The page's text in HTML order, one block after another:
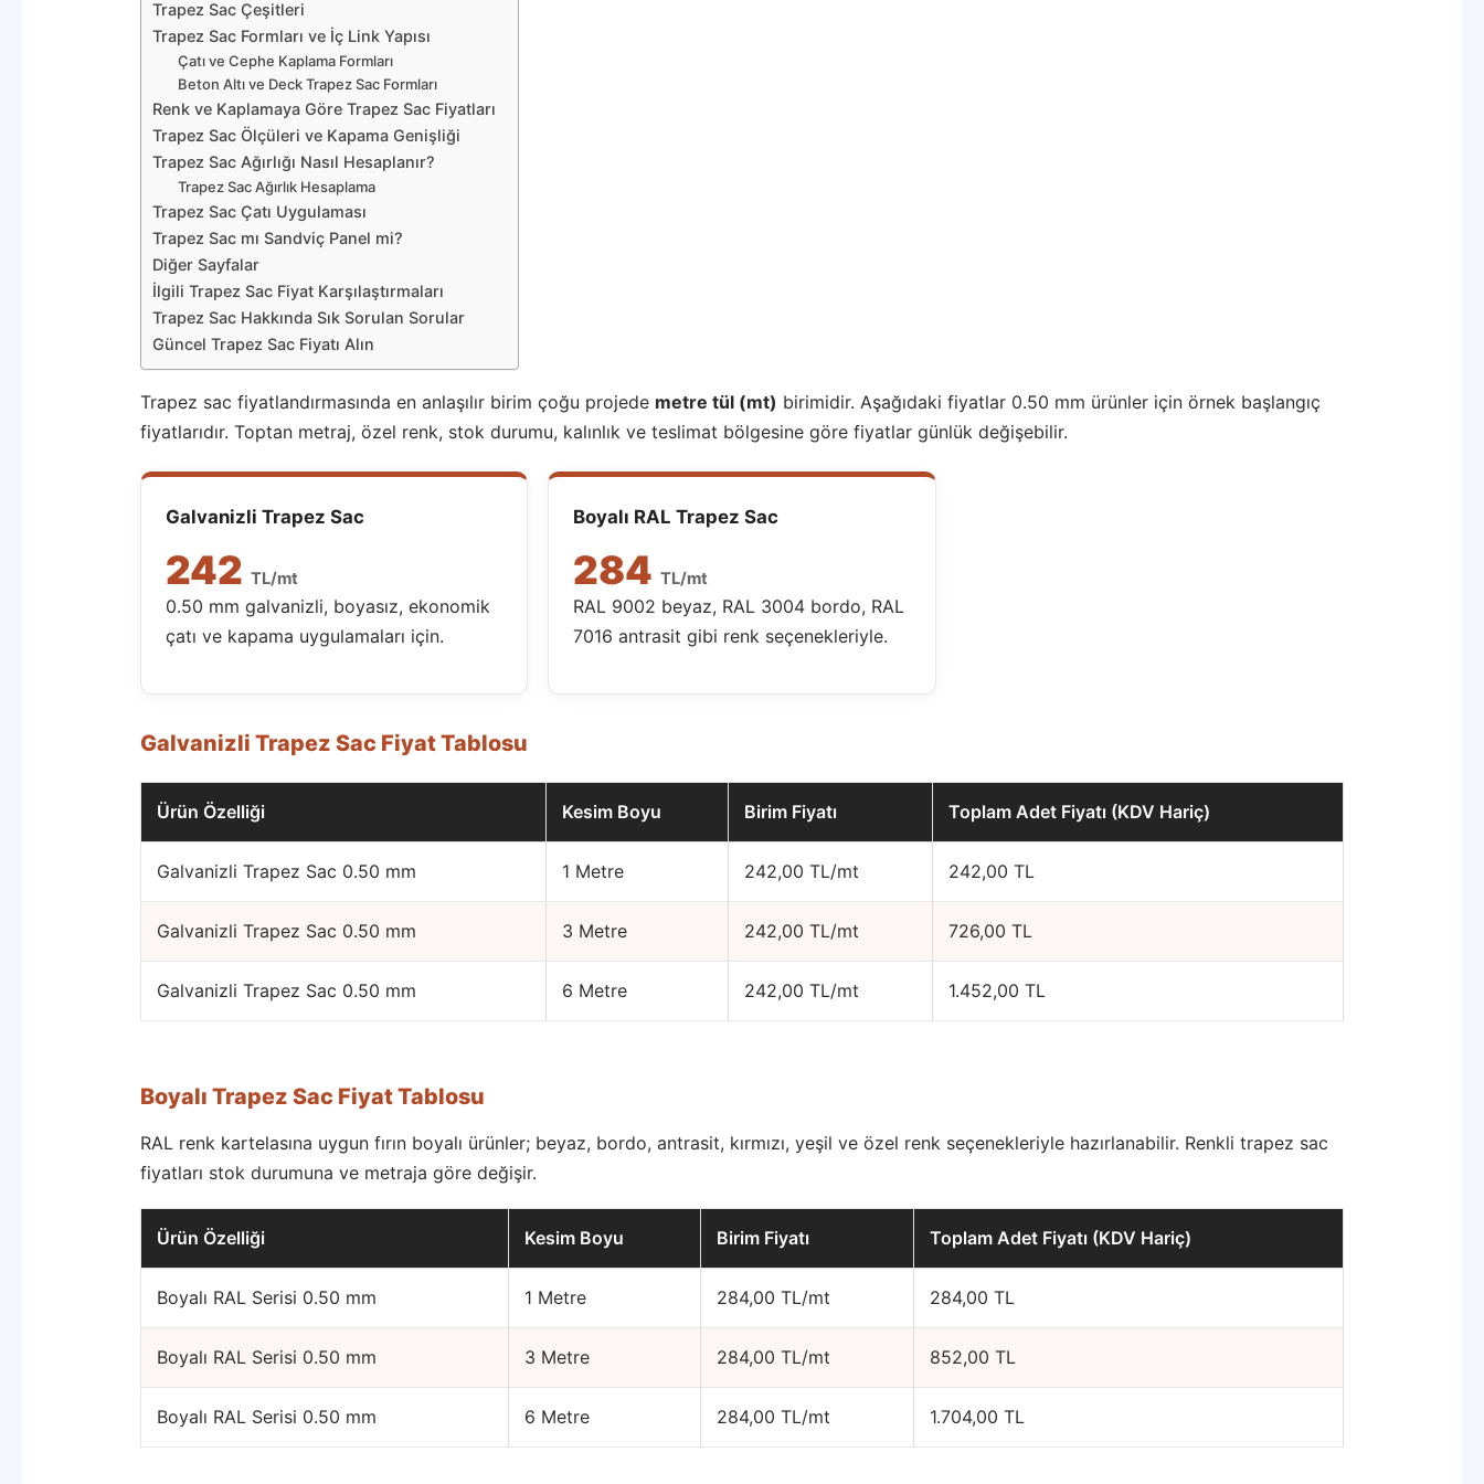
Trapez Sac Çeşitleri
Trapez Sac Formları ve İç Link Yapısı
Çatı ve Cephe Kaplama Formları
Beton Altı ve Deck Trapez Sac Formları
Renk ve Kaplamaya Göre Trapez Sac Fiyatları
Trapez Sac Ölçüleri ve Kapama Genişliği
Trapez Sac Ağırlığı Nasıl Hesaplanır?
Trapez Sac Ağırlık Hesaplama
Trapez Sac Çatı Uygulaması
Trapez Sac mı Sandviç Panel mi?
Diğer Sayfalar
İlgili Trapez Sac Fiyat Karşılaştırmaları
Trapez Sac Hakkında Sık Sorulan Sorular
Güncel Trapez Sac Fiyatı Alın
Trapez sac fiyatlandırmasında en anlaşılır birim çoğu projede metre tül (mt) birimidir. Aşağıdaki fiyatlar 0.50 mm ürünler için örnek başlangıç
fiyatlarıdır. Toptan metraj, özel renk, stok durumu, kalınlık ve teslimat bölgesine göre fiyatlar günlük değişebilir.
Galvanizli Trapez Sac
242 TL/mt
0.50 mm galvanizli, boyasız, ekonomik
çatı ve kapama uygulamaları için.
Boyalı RAL Trapez Sac
284TL/mt
RAL 9002 beyaz, RAL 3004 bordo, RAL
7016 antrasit gibi renk seçenekleriyle.
Galvanizli Trapez Sac Fiyat Tablosu
Ürün Özelliği Kesim Boyu Birim Fiyatı Toplam Adet Fiyatı (KDV Hariç)
Galvanizli Trapez Sac 0.50 mm 1 Metre 242,00 TL/mt 242,00 TL
Galvanizli Trapez Sac 0.50 mm 3 Metre 242,00 TL/mt 726,00 TL
Galvanizli Trapez Sac 0.50 mm 6 Metre 242,00 TL/mt 1.452,00 TL
Boyalı Trapez Sac Fiyat Tablosu
RAL renk kartelasına uygun fırın boyalı ürünler; beyaz, bordo, antrasit, kırmızı, yeşil ve özel renk seçenekleriyle hazırlanabilir. Renkli trapez sac
fiyatları stok durumuna ve metraja göre değişir.
Ürün Özelliği Kesim Boyu Birim Fiyatı Toplam Adet Fiyatı (KDV Hariç)
Boyalı RAL Serisi 0.50 mm 1 Metre 284,00 TL/mt 284,00 TL
Boyalı RAL Serisi 0.50 mm 3 Metre 284,00 TL/mt 852,00 TL
Boyalı RAL Serisi 0.50 mm 6 Metre 284,00 TL/mt 1.704,00 TL